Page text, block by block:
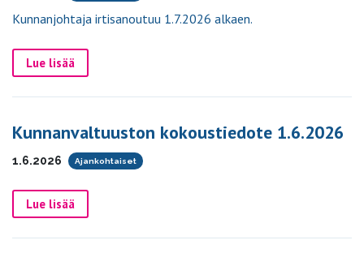
Kunnanjohtaja irtisanoutuu 1.7.2026 alkaen.
Lue lisää
Kunnanvaltuuston kokoustiedote 1.6.2026
1.6.2026 Ajankohtaiset
Lue lisää